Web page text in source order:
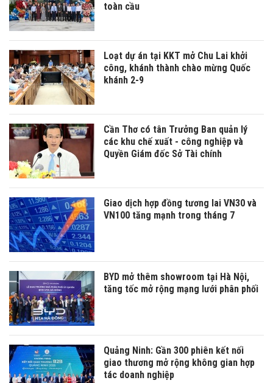
toàn cầu
Loạt dự án tại KKT mở Chu Lai khởi
công, khánh thành chào mừng Quốc
khánh 2-9
Cần Thơ có tân Trưởng Ban quản lý
các khu chế xuất - công nghiệp và
Quyền Giám đốc Sở Tài chính
Giao dịch hợp đồng tương lai VN30 và
VN100 tăng mạnh trong tháng 7
BYD mở thêm showroom tại Hà Nội,
tăng tốc mở rộng mạng lưới phân phối
Quảng Ninh: Gần 300 phiên kết nối
giao thương mở rộng không gian hợp
tác doanh nghiệp